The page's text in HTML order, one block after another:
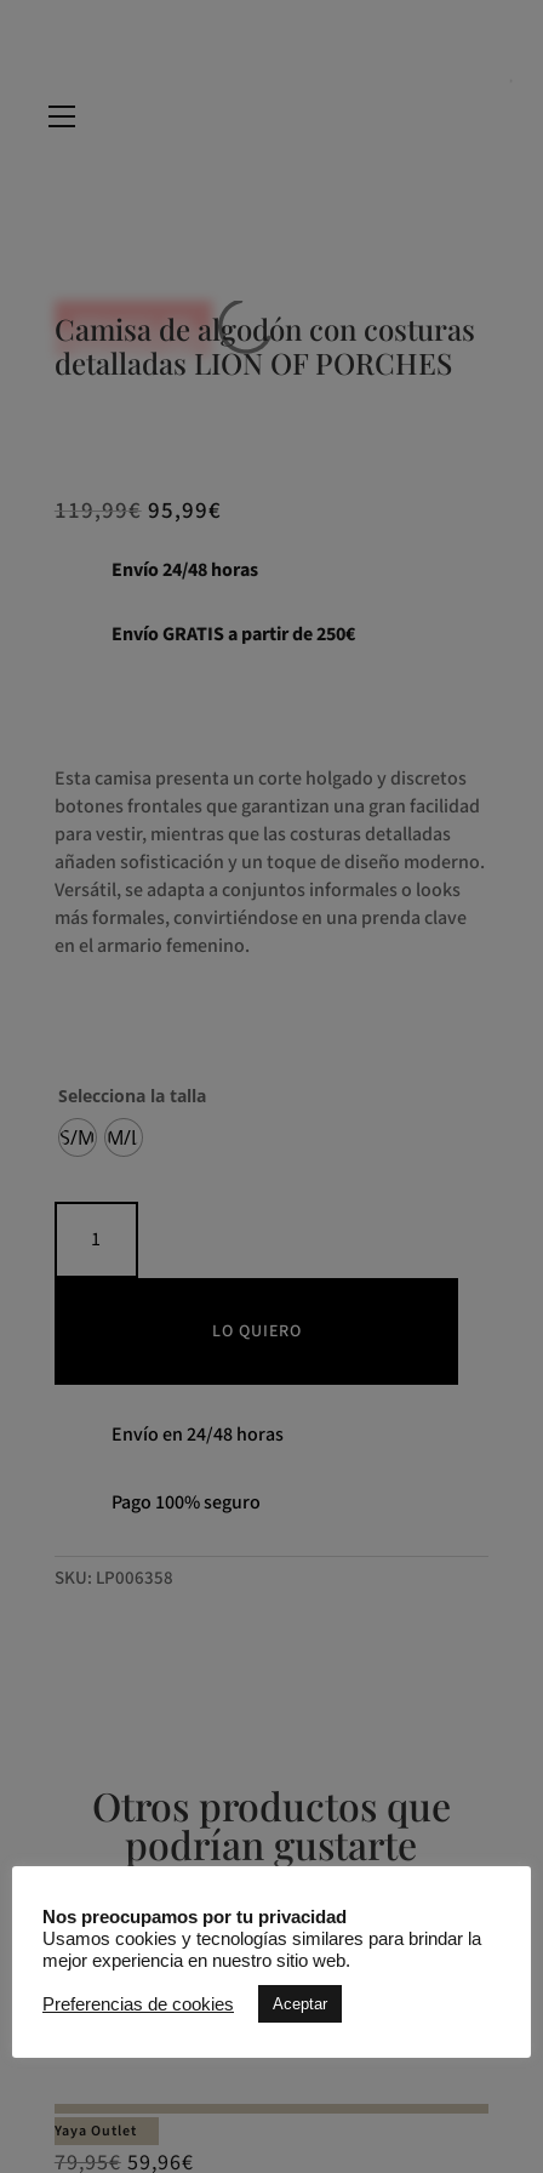
REBAJADO -20%
REBAJADO -20%
REBAJADO -20%
Camisa de algodón con costuras
detalladas LION OF PORCHES
119,99€ 95,99€
Envío 24/48 horas
Envío GRATIS a partir de 250€
Esta camisa presenta un corte holgado y discretos
botones frontales que garantizan una gran facilidad
para vestir, mientras que las costuras detalladas
añaden sofisticación y un toque de diseño moderno.
Versátil, se adapta a conjuntos informales o looks
más formales, convirtiéndose en una prenda clave
en el armario femenino.
Selecciona la talla
S/M M/L
algodón
LION
PORCHES
LO QUIERO
Envío en 24/48 horas
Pago 100% seguro
SKU: LP006358
Otros productos que
podrían gustarte
Productos relacionados
Blusa con detalle de lazo en el cuello
Yaya Outlet
79,95€ 59,96€
Nos preocupamos por tu privacidad
Usamos cookies y tecnologías similares para brindar la
mejor experiencia en nuestro sitio web.
Preferencias de cookies Aceptar